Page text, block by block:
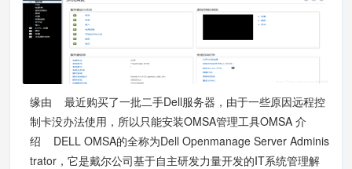
缘由 最近购买了一批二手Dell服务器，由于一些原因远程控
制卡没办法使用，所以只能安装OMSA管理工具OMSA 介
绍 DELL OMSA的全称为Dell Openmanage Server Adminis
trator，它是戴尔公司基于自主研发力量开发的IT系统管理解